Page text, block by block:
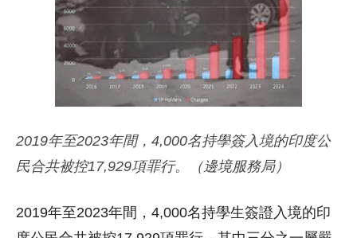
2019年至2023年間，4,000名持學簽入境的印度公
民合共被控17,929項罪行。（邊境服務局）
2019年至2023年間，4,000名持學生簽證入境的印